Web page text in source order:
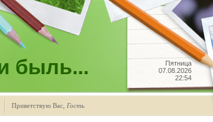
Пятница
07.08.2026
22:54
быль...
Приветствую Вас Гость